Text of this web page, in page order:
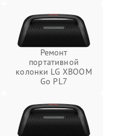
Ремонт
портативной
колонки LG XBOOM
Go PL7